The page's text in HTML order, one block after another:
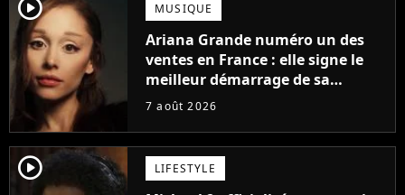
player2 MUSIQUE
Ariana Grande numéro un des
ventes en France : elle signe le
meilleur démarrage de sa
carrière avec son album Petal
7 août 2026
player2 LIFESTYLE